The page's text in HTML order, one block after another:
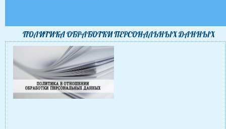
ПОЛИТИКА ОБРАБОТКИ ПЕРСОНАЛЬНЫХ ДАННЫХ